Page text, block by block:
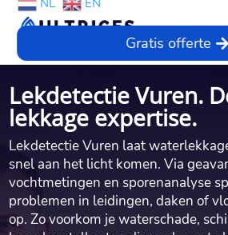
NL EN
Gratis offerte
Lekdetectie Vuren.
lekkage expertise.
Lekdetectie Vuren laat
snel aan het licht komen. Via
vochtmetingen en sporenanalyse
problemen in leidingen, daken of
op. Zo voorkom je waterschade,